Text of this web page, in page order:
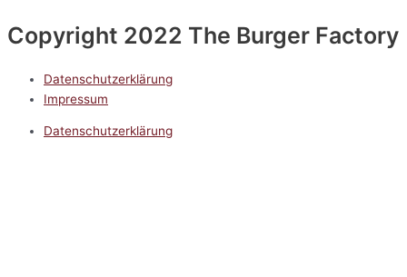
Copyright 2022 The Burger Factory
Datenschutzerklärung
Impressum
Datenschutzerklärung